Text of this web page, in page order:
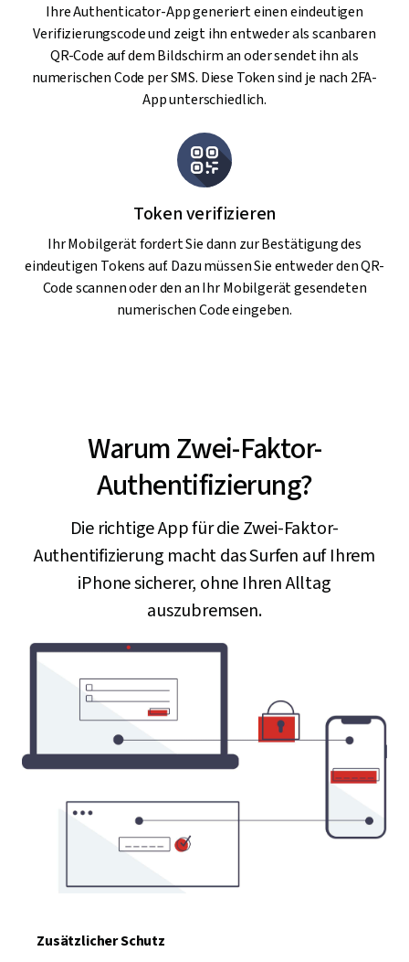
Ihre Authenticator-App generiert einen eindeutigen
Verifizierungscode und zeigt ihn entweder als scanbaren
QR-Code auf dem Bildschirm an oder sendet ihn als
numerischen Code per SMS. Diese Token sind je nach 2FA-
App unterschiedlich.
Token verifizieren
Ihr Mobilgerät fordert Sie dann zur Bestätigung des
eindeutigen Tokens auf. Dazu müssen Sie entweder den QR-
Code scannen oder den an Ihr Mobilgerät gesendeten
numerischen Code eingeben.
Warum Zwei-Faktor-
Authentifizierung?
Die richtige App für die Zwei-Faktor-
Authentifizierung macht das Surfen auf Ihrem
iPhone sicherer, ohne Ihren Alltag
auszubremsen.
Zusätzlicher Schutz